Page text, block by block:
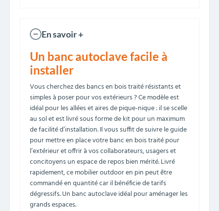
En savoir +
Un banc autoclave facile à
installer
Vous cherchez des bancs en bois traité résistants et
simples à poser pour vos extérieurs ? Ce modèle est
idéal pour les allées et aires de pique-nique : il se scelle
au sol et est livré sous forme de kit pour un maximum
de facilité d’installation. Il vous suffit de suivre le guide
pour mettre en place votre banc en bois traité pour
l’extérieur et offrir à vos collaborateurs, usagers et
concitoyens un espace de repos bien mérité. Livré
rapidement, ce mobilier outdoor en pin peut être
commandé en quantité car il bénéficie de tarifs
dégressifs. Un banc autoclave idéal pour aménager les
grands espaces.